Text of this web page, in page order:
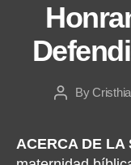
PostBy
ACERCA DE LA